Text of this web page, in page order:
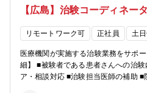
【広島】治験コーディネ
リモートワーク可 正社員 土
医療機関が実施する治験業務をサポートす
細】 ■被験者である患者さんへの治
ア・相談対応 ■治験担当医師の補助